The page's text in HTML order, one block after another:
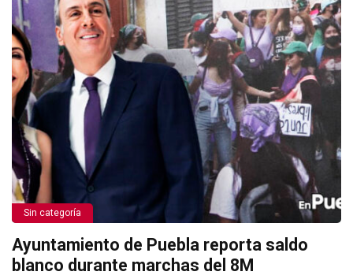
Sin categoría
Ayuntamiento de Puebla reporta saldo
blanco durante marchas del 8M